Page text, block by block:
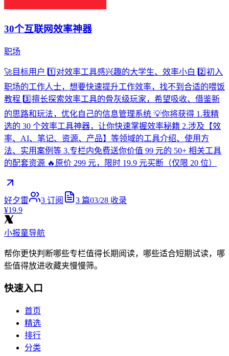
30个互联网效率神器
职场
🚀目标用户 1️⃣对效率工具感兴趣的大学生、效率小白 2️⃣初入
职场的工作人士，想要快速提升工作效率，找不到合适的喂饭
教程 3️⃣擅长探索效率工具的骨灰级玩家，希望吸收、借鉴新
的思路和玩法，优化自己的信息管理系统 💡你将获得 1.我精
选的 30 个效率工具神器，让你快速掌握效率秘籍 2.涉及【效
率、AI、笔记、资源、产品】等领域的工具介绍、使用方
法、实用案例等 3.专栏内免费送你价值 99 元的 50+ 相关工具
的配套资源 🔥原价 299 元，限时 19.9 元买断（仅限 20 位）
好夕雷 3 订阅 3 篇03/28 收录
¥19.9
小报童导航
帮你更快判断哪些专栏值得长期阅读，哪些适合短期试读，哪
些值得放进收藏夹慢慢筛。
快速入口
首页
精选
排行
分类